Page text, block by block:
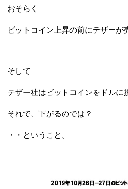
おそらく
ビットコイン上昇の前にテザーが
そして
テザー社はビットコインをドルに
それで、下がるのでは？
・・ということ。